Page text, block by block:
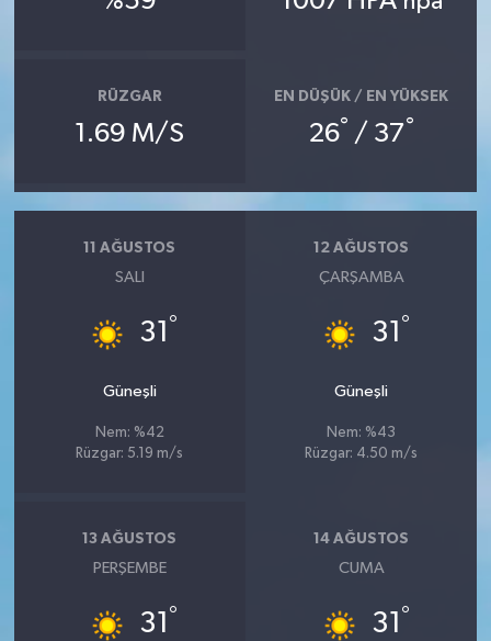
RÜZGAR
1.69 M/S
EN DÜŞÜK / EN YÜKSEK
26° / 37°
11 AĞUSTOS
SALI
31 °
Güneşli
Nem: %42
Rüzgar: 5.19 m/s
12 AĞUSTOS
ÇARŞAMBA
31 °
Güneşli
Nem: %43
Rüzgar: 4.50 m/s
13 AĞUSTOS
PERŞEMBE
31 °
14 AĞUSTOS
CUMA
31 °